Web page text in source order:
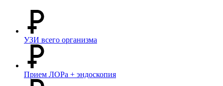
УЗИ всего организма
Прием ЛОРа + эндоскопия